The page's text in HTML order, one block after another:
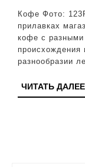
не
в
—
Кофе Фото:
прилавках
кофе с разными
происхождения
разнообразии
ЧИТАТЬ ДАЛЕЕ